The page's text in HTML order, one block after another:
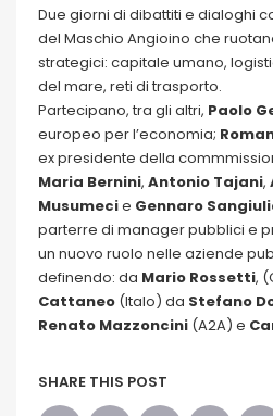
Due giorni di dibattiti e dialoghi
del Maschio Angioino che
strategici: capitale umano,
del mare, reti di trasporto.
Partecipano, tra gli altri, Paolo
europeo per l’economia;
ex presidente della
Maria Bernini, Antonio Tajani,
Musumecie Gennaro
parterre di manager pubblici e
un nuovo ruolo nelle aziende
definendo: da Mario Rossetti,
Cattaneo (Italo) da Stefano
Renato Mazzoncini (A2A) e
SHARE THIS POST